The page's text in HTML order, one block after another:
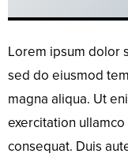
Lorem ipsum dolor
sed do eiusmod
magna aliqua. Ut
exercitation
consequat. Duis